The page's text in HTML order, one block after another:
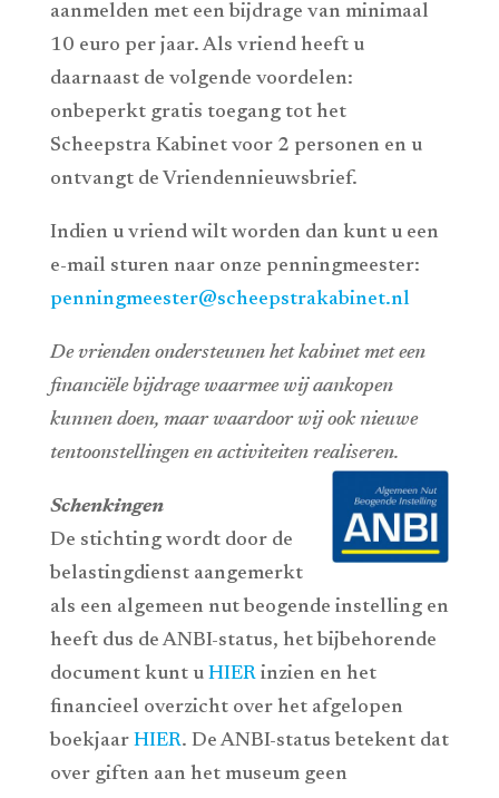
aanmelden met een bijdrage van minimaal
10 euro per jaar. Als vriend heeft u
daarnaast de volgende voordelen:
onbeperkt gratis toegang tot het
Scheepstra Kabinet voor 2 personen en u
ontvangt de Vriendennieuwsbrief.
Indien u vriend wilt worden dan kunt u een
e-mail sturen naar onze penningmeester:
penningmeester@scheepstrakabinet.nl
De vrienden ondersteunen het kabinet met een
financiële bijdrage waarmee wij aankopen
kunnen doen, maar waardoor wij ook nieuwe
tentoonstellingen en activiteiten realiseren.
Schenkingen
De stichting wordt door de
belastingdienst aangemerkt
als een algemeen nut beogende instelling en
heeft dus de ANBI-status, het bijbehorende
document kunt u HIERinzien en het
financieel overzicht over het afgelopen
boekjaar HIER. De ANBI-status betekent dat
over giften aan het museum geen